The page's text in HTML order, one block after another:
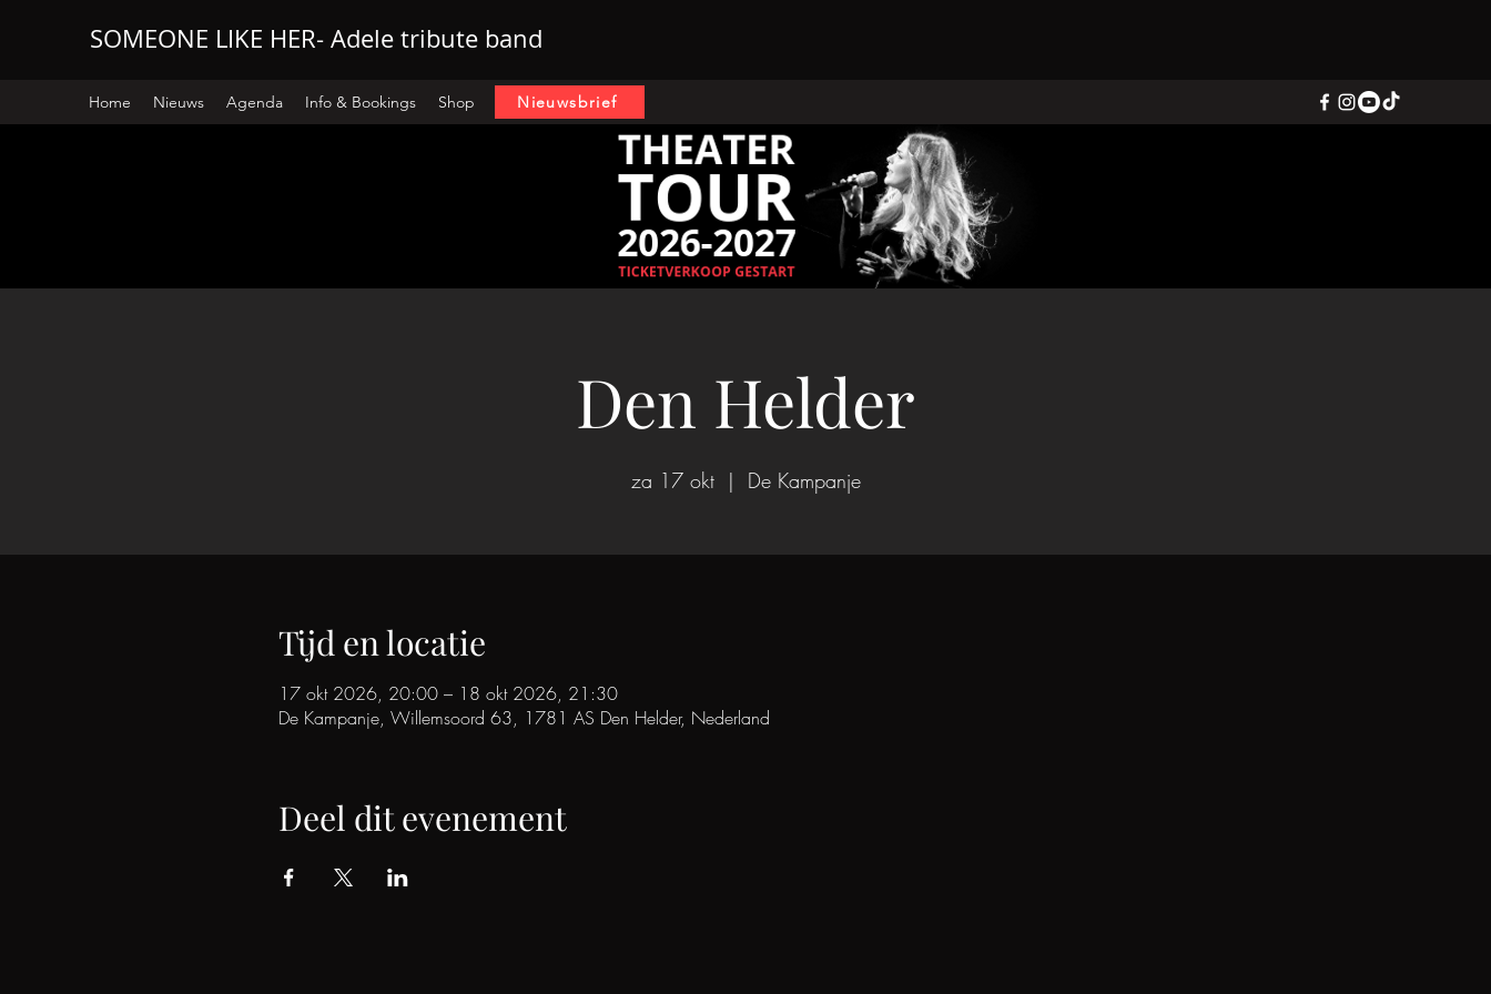
SOMEONE LIKE HER- Adele tribute band
Home Nieuws Agenda Info & Bookings Shop Nieuwsbrief
Den Helder
za 17 okt
  |
De Kampanje
Tijd en locatie
17 okt 2026, 20:00 – 18 okt 2026, 21:30
De Kampanje, Willemsoord 63, 1781 AS Den Helder, Nederland
Deel dit evenement